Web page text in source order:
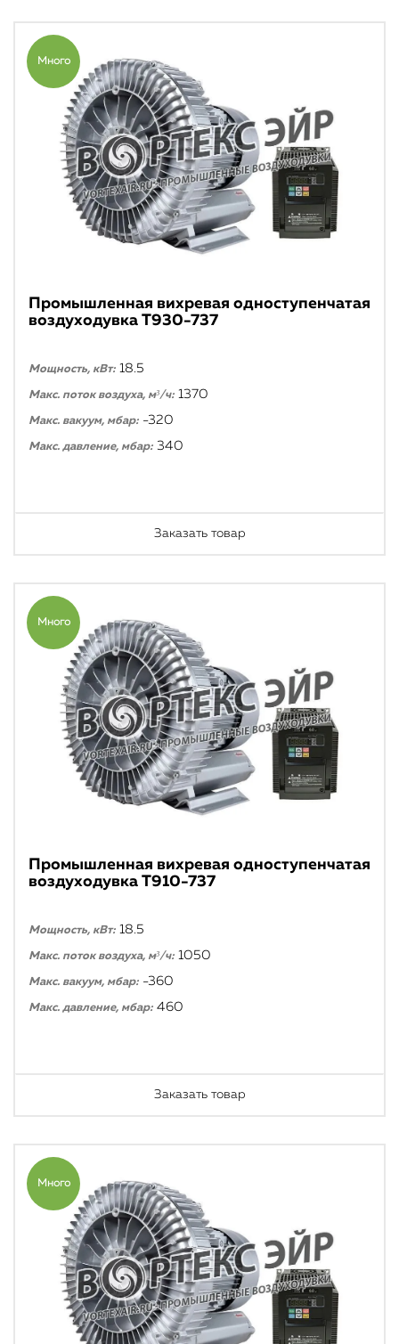
Много
Промышленная вихревая одноступенчатая
воздуходувка T930-737
Мощность, кВт: 18.5
Макс. поток воздуха, м³/ч: 1370
Макс. вакуум, мбар: -320
Макс. давление, мбар: 340
Заказать товар
Много
Промышленная вихревая одноступенчатая
воздуходувка T910-737
Мощность, кВт: 18.5
Макс. поток воздуха, м³/ч: 1050
Макс. вакуум, мбар: -360
Макс. давление, мбар: 460
Заказать товар
Много